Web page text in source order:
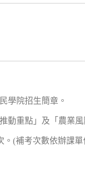
學院招生簡章。
重點」及「農業
(補考次數依辦課單